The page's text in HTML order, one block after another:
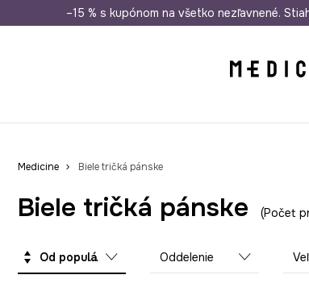
Doprava zadarmo od 50 € Odoslanie aj
–15 % s kupónom na všetko nezľavnené.
Medicine Biele tričká pánske
Biele tričká pánske Počet
Od populárnych Oddelenie